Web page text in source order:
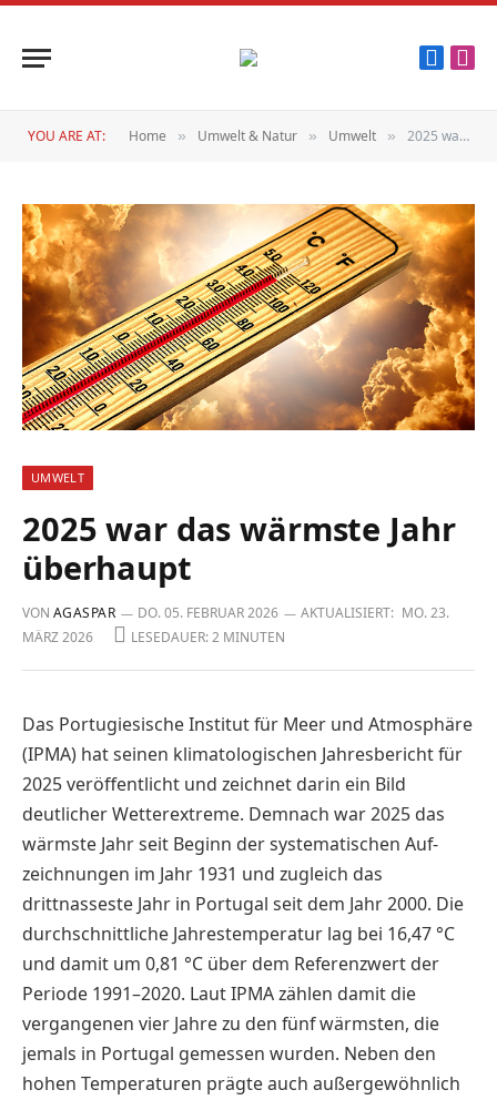
YOU ARE AT: Home » Umwelt & Natur » Umwelt » 2025 war das wärmste Jahr überhaupt
UMWELT
2025 war das wärmste Jahr
überhaupt
VON AGASPAR DO. 05. FEBRUAR 2026 AKTUALISIERT: MO. 23.
MÄRZ 2026
LESEDAUER: 2 MINUTEN
Das Portugiesische Institut für Meer und Atmosphäre
(IPMA) hat seinen klimatologischen Jahresbericht für
2025 veröffentlicht und zeichnet darin ein Bild
deutlicher Wetterextreme. Demnach war 2025 das
wärmste Jahr seit Beginn der systematischen Auf­
zeichnungen im Jahr 1931 und zugleich das
drittnasseste Jahr in Portugal seit dem Jahr 2000. Die
durchschnittliche Jahrestemperatur lag bei 16,47 °C
und damit um 0,81 °C über dem Referenzwert der
Periode 1991–2020. Laut IPMA zählen damit die
vergangenen vier Jahre zu den fünf wärmsten, die
jemals in Portugal gemessen wurden. Neben den
hohen Temperaturen prägte auch außergewöhnlich